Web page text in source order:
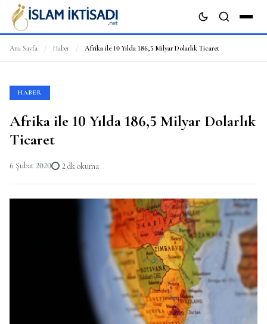
Ana Sayfa / Haber / Afrika ile 10 Yılda 186,5 Milyar Dolarlık Ticaret
HABER
Afrika ile 10 Yılda 186,5 Milyar Dolarlık
Ticaret
6 Şubat 2020 2 dk okuma